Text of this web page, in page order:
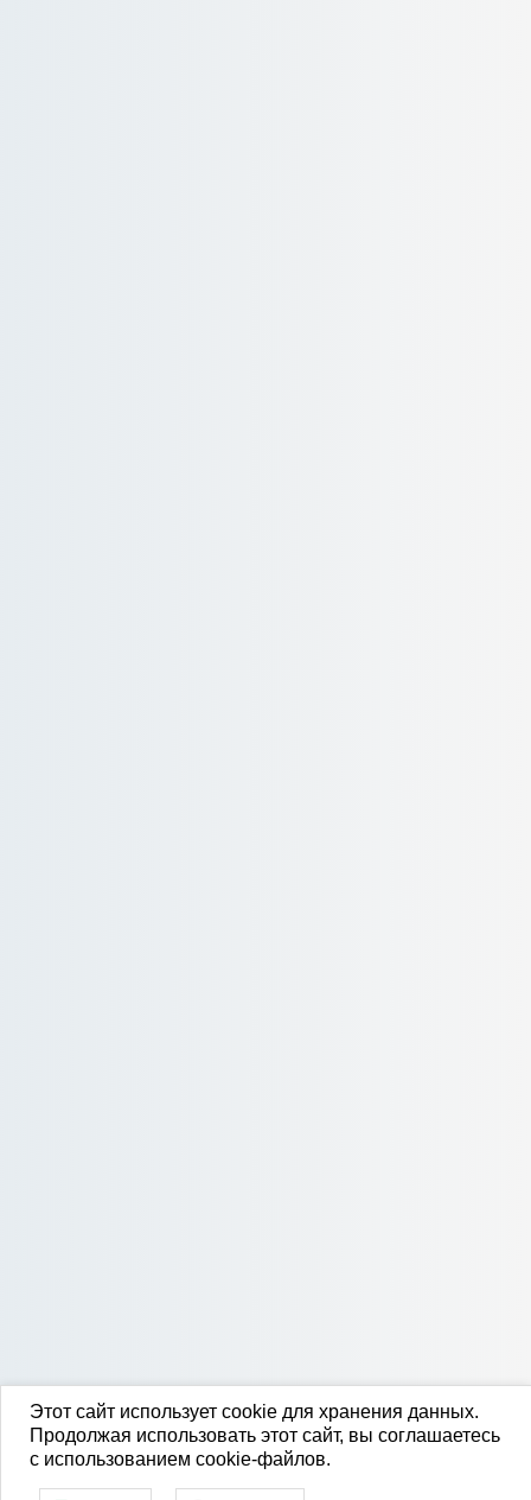
Этот сайт использует cookie для хранения данных.
Продолжая использовать этот сайт, вы соглашаетесь
с использованием cookie-файлов.